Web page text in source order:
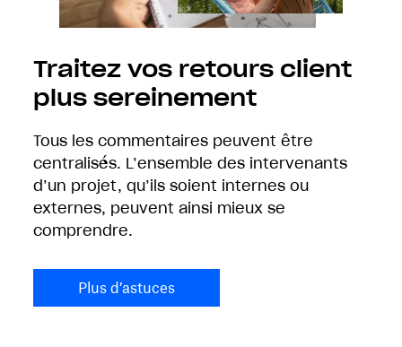
Traitez vos retours client
plus sereinement
Tous les commentaires peuvent être
centralisés. L’ensemble des intervenants
d’un projet, qu’ils soient internes ou
externes, peuvent ainsi mieux se
comprendre.
Plus d’astuces